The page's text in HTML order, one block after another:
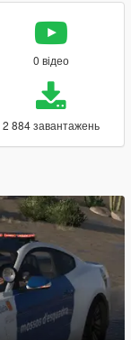
0 відео
2 884 завантажень